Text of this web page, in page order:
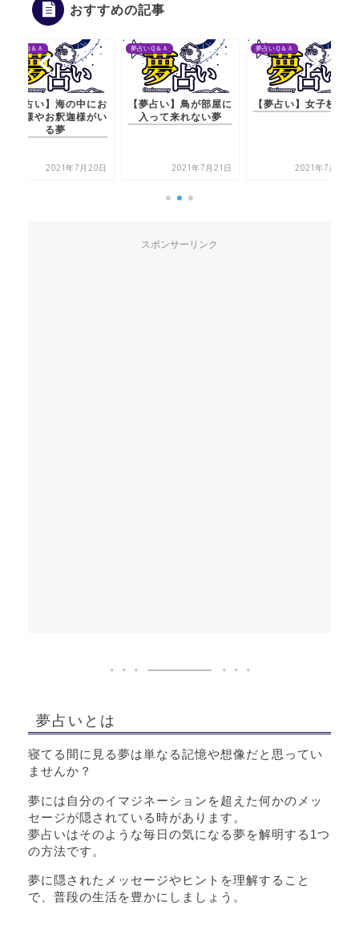
おすすめの記事
夢占いＱ＆Ａ
【夢占い】海の中にお
地蔵様やお釈迦様がい
る夢
2021年7月20日
夢占いＱ＆Ａ
【夢占い】鳥が部屋に
入って来れない夢
2021年7月21日
夢占いＱ＆Ａ
【夢占い】女子校の夢
2021年7月22日
スポンサーリンク
夢占いとは
寝てる間に見る夢は単なる記憶や想像だと思ってい
ませんか？
夢には自分のイマジネーションを超えた何かのメッ
セージが隠されている時があります。
夢占いはそのような毎日の気になる夢を解明する1つ
の方法です。
夢に隠されたメッセージやヒントを理解すること
で、普段の生活を豊かにしましょう。